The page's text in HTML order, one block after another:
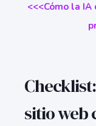
<<<Cómo la
sitio web